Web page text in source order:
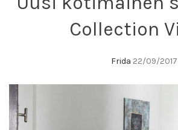
Collection
Frida 22/09/2017